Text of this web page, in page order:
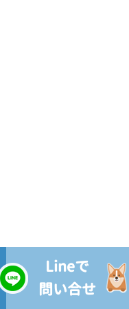
Lineで
問い合せ